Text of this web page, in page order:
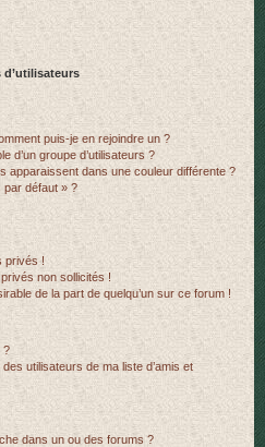
puis-je en rejoindre un ?
d’un groupe d’utilisateurs ?
apparaissent dans une couleur différente ?
par défaut » ?
privés !
non sollicités !
de la part de quelqu’un sur ce forum !
?
utilisateurs de ma liste d’amis et
dans un ou des forums ?